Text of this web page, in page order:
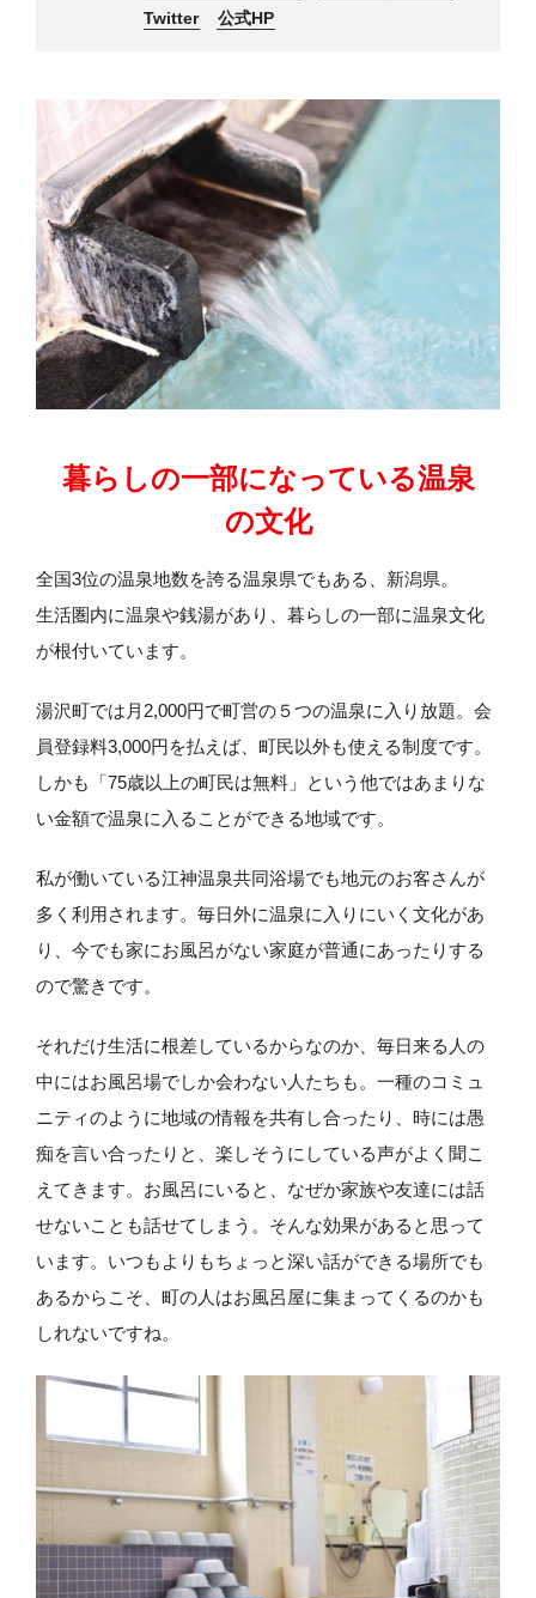
Twitter
公式HP
暮らしの一部になっている温泉
の文化
全国3位の温泉地数を誇る温泉県でもある、新潟県。
生活圏内に温泉や銭湯があり、暮らしの一部に温泉文化
が根付いています。
湯沢町では月2,000円で町営の５つの温泉に入り放題。会
員登録料3,000円を払えば、町民以外も使える制度です。
しかも「75歳以上の町民は無料」という他ではあまりな
い金額で温泉に入ることができる地域です。
私が働いている江神温泉共同浴場でも地元のお客さんが
多く利用されます。毎日外に温泉に入りにいく文化があ
り、今でも家にお風呂がない家庭が普通にあったりする
ので驚きです。
それだけ生活に根差しているからなのか、毎日来る人の
中にはお風呂場でしか会わない人たちも。一種のコミュ
ニティのように地域の情報を共有し合ったり、時には愚
痴を言い合ったりと、楽しそうにしている声がよく聞こ
えてきます。お風呂にいると、なぜか家族や友達には話
せないことも話せてしまう。そんな効果があると思って
います。いつもよりもちょっと深い話ができる場所でも
あるからこそ、町の人はお風呂屋に集まってくるのかも
しれないですね。